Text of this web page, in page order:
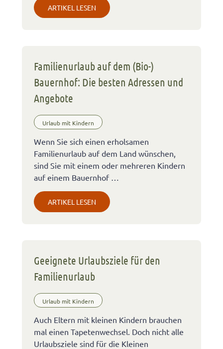
ARTIKEL LESEN
Familienurlaub auf dem (Bio-)
Bauernhof: Die besten Adressen und
Angebote
Urlaub mit Kindern
Wenn Sie sich einen erholsamen
Familienurlaub auf dem Land wünschen,
sind Sie mit einem oder mehreren Kindern
auf einem Bauernhof …
ARTIKEL LESEN
Geeignete Urlaubsziele für den
Familienurlaub
Urlaub mit Kindern
Auch Eltern mit kleinen Kindern brauchen
mal einen Tapetenwechsel. Doch nicht alle
Urlaubsziele sind für die Kleinen